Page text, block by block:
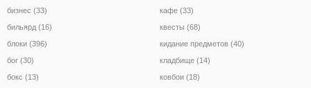
бизнес (33)
бильярд (16)
блоки (396)
бог (30)
бокс (13)
кафе (33)
квесты (68)
кидание предметов (40)
кладбище (14)
ковбои (18)